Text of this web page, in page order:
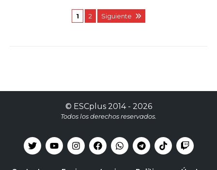
1 2 Siguiente
© ESCplus2014 - 2026
Todos los derechos reservados.